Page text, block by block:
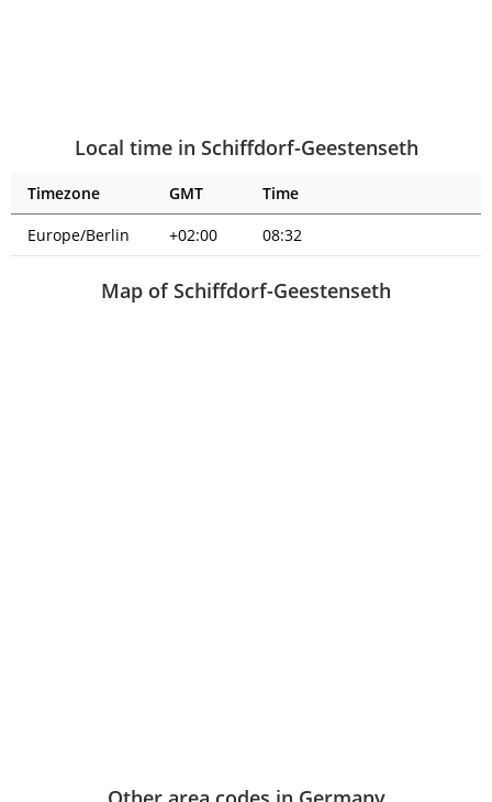
Local time in Schiffdorf-Geestenseth
Timezone GMT
Time
Europe/Berlin
+02:00 08:32
Map of Schiffdorf-Geestenseth